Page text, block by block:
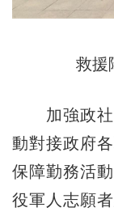
救援
加強政社
動對接政府
保障勤務活
役軍人志願